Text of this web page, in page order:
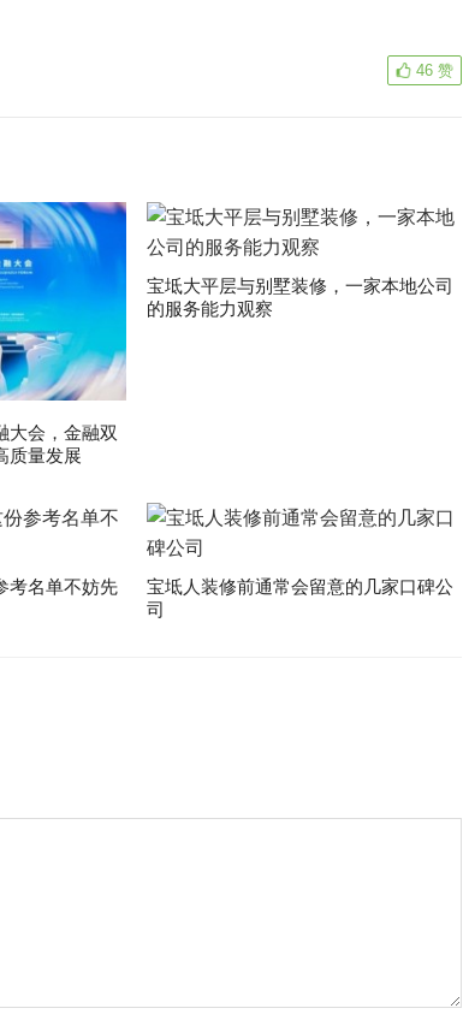
46 赞
大会，金融双
质量发展
宝坻大平层与别墅装修，一家本地公司
的服务能力观察
考名单不妨先
宝坻人装修前通常会留意的几家口碑公
司